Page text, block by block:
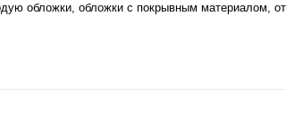
обложки, обложки с покрывным материалом,